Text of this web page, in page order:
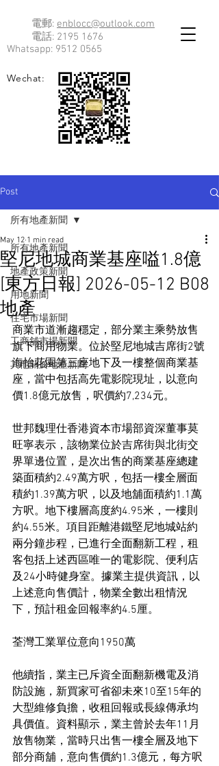
電郵: enblocc@outlook.com
電話: 2195 1676
Whatsapp: 9512 0565
Wechat:
Post
所有地產新聞
地產政策新聞
用地新聞
住宅市場新聞
工商舖市場新聞
其他關於地產新聞
所有地產新聞
堅尼地城商業基座嗌1.8億
[東方日報] 2026-05-12 B08
地產
May 12 1 min read
商業市道漸趨穩定，部分業主乘勢放售
旗下商用物業。位於堅尼地城吉席街2號
海怡花園第三座地下及一樓整個商業基
座，當中包括高先電影院現址，以意向
價1.8億元放售，呎價約7,234元。
世邦魏理仕香港資本市場部資深董事莫
旺寧表示，該物業位於吉席街與北街交
界單邊位置，是次出售的商業基座總建
築面積約2.49萬方呎，包括一樓全層面
積約1.39萬方呎，以及地舖面積約1.1萬
方呎。地下樓層高度約4.95米，一樓則
約4.55米。項目距離港鐵堅尼地城站約
兩分鐘步程，已進行全面翻新工程，租
客包括上述西區唯一的電影院、便利店
及24小時健身室。據業主提供資訊，以
上述意向售價計，物業全數出租情況
下，預計租金回報率約4.5厘。
荃灣工業單位意向1950萬
他續指，業主已斥資全面翻新機電及消
防設施，新買家可省卻未來10至15年的
大型維修負擔，收租回報或長線傳承均
具價值。資料顯示，業主曾於去年11月
放售物業，當時只出售一樓全層及地下
部分商舖，意向售價約1.3億元，每方呎